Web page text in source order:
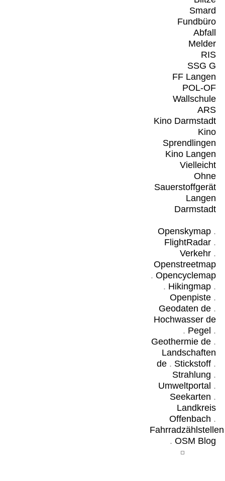
Smard
Fundbüro
Abfall
Melder
RIS
SSG G
FF Langen
POL-OF
Wallschule
ARS
Kino Darmstadt
Kino
Sprendlingen
Kino Langen
Vielleicht
Ohne
Sauerstoffgerät
Langen
Darmstadt
Openskymap.
FlightRadar.
Verkehr.
Openstreetmap
. Opencyclemap
. Hikingmap.
Openpiste.
Geodaten de.
Hochwasser de
. Pegel .
Geothermie de.
Landschaften
de. Stickstoff.
Strahlung .
Umweltportal .
Seekarten .
Landkreis
Offenbach .
Fahrradzählstellen
. OSM Blog